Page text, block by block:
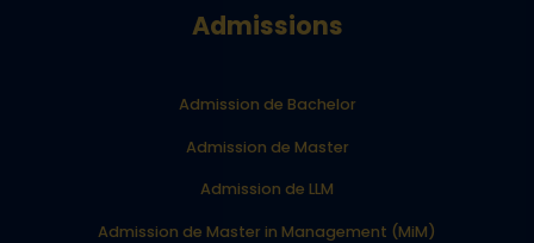
Admissions
Admission de Bachelor
Admission de Master
Admission de LLM
Admission de Master in Management (MiM)